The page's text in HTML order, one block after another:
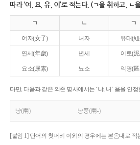
따라 ‘여, 요, 유, 이’로 적는다. (ㄱ을 취하고, ㄴ
ㄱ ㄴ ㄱ
여자(女子) 녀자 유대(
연세(年歲) 년세 이토(
요소(尿素) 뇨소 익명(
다만, 다음과 같은 의존 명사에서는 ‘냐, 녀’ 음을 인정
냥(兩) 냥쭝(兩-)
[붙임 1] 단어의 첫머리 이외의 경우에는 본음대로 적